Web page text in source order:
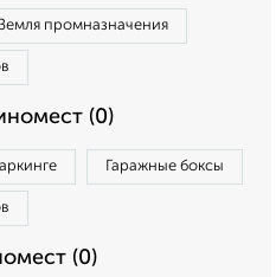
промназначения
(0)
Гаражные боксы
(0)